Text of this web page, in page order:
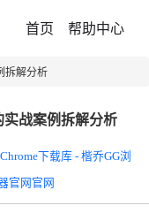
首页 帮助中心
拆解分析
战案例拆解分析
下载库 - 楷乔GG浏
官网官网